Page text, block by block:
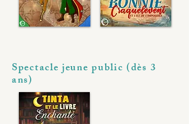
Spectacle jeune public (dès 3
ans)